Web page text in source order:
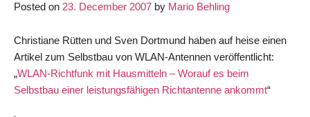
using
Posted on 23. December 2007 by Mario Behling
Christiane Rütten und Sven Dortmund haben auf heise einen
Artikel zum Selbstbau von WLAN-Antennen veröffentlicht:
„WLAN-Richtfunk mit Hausmitteln – Worauf es beim
Selbstbau einer leistungsfähigen Richtantenne ankommt“